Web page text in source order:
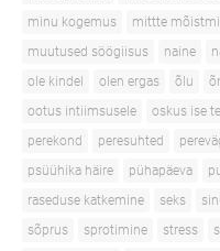
minu kogemus
mittte
muutused söögiisus
naine
ole kindel
olen ergas õlu
ootus intiimsusele
oskus ise
perekond
peresuhted
psüühika häire
pühapäeva
raseduse katkemine
seks
sõprus
sprotimine stress